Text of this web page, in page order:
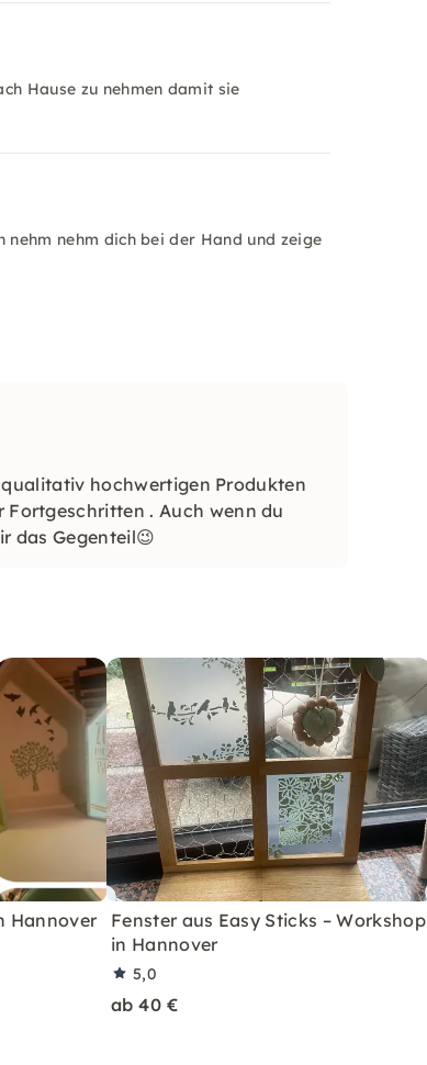
Hause zu nehmen damit sie
nehm dich bei der Hand und zeige
hochwertigen Produkten
. Auch wenn du
das Gegenteil😉
Hannover
Fenster aus Easy Sticks – Workshop
in Hannover
5,0
ab 40 €